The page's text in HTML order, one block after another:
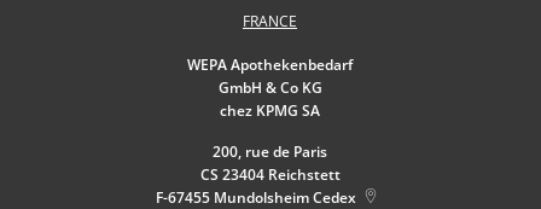
FRANCE
WEPA Apothekenbedarf
GmbH & Co KG
chez KPMG SA
200, rue de Paris
CS 23404 Reichstett
F-67455 Mundolsheim Cedex